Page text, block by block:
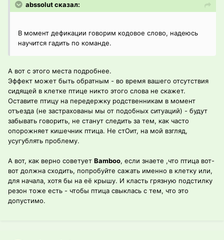
abssolut сказал:
В момент дефикации говорим кодовое слово, надеюсь
научится гадить по команде.
А вот с этого места подробнее.
Эффект может быть обратным - во время вашего отсутствия
сидящей в клетке птице никто этого слова не скажет.
Оставите птицу на передержку родственникам в момент
отъезда (не застрахованы мы от подобных ситуаций) - будут
забывать говорить, не станут следить за тем, как часто
опорожняет кишечник птица. Не стОит, на мой взгляд,
усугублять проблему.
А вот, как верно советует Bamboo, если знаете ,что птица вот-
вот должна сходить, попробуйте сажать именно в клетку или,
для начала, хотя бы на её крышу. И класть грязную подстилку
резон тоже есть - чтобы птица свыклась с тем, что это
допустимо.